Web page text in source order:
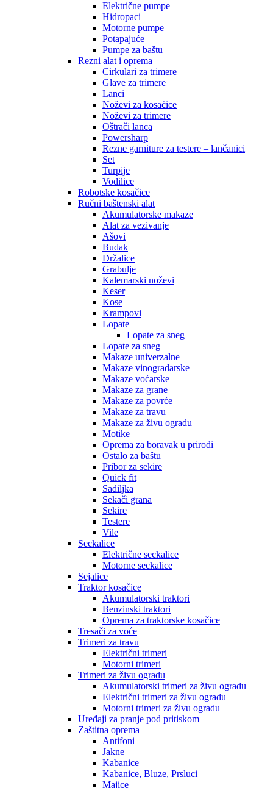
Električne pumpe
Hidropaci
Motorne pumpe
Potapajuće
Pumpe za baštu
Rezni alat i oprema
Cirkulari za trimere
Glave za trimere
Lanci
Noževi za kosačice
Noževi za trimere
Oštrači lanca
Powersharp
Rezne garniture za testere – lančanici
Set
Turpije
Vodilice
Robotske kosačice
Ručni baštenski alat
Akumulatorske makaze
Alat za vezivanje
Ašovi
Budak
Držalice
Grabulje
Kalemarski noževi
Keser
Kose
Krampovi
Lopate
Lopate za sneg
Lopate za sneg
Makaze univerzalne
Makaze vinogradarske
Makaze voćarske
Makaze za grane
Makaze za povrće
Makaze za travu
Makaze za živu ogradu
Motike
Oprema za boravak u prirodi
Ostalo za baštu
Pribor za sekire
Quick fit
Sadiljka
Sekači grana
Sekire
Testere
Vile
Seckalice
Električne seckalice
Motorne seckalice
Sejalice
Traktor kosačice
Akumulatorski traktori
Benzinski traktori
Oprema za traktorske kosačice
Tresači za voće
Trimeri za travu
Električni trimeri
Motorni trimeri
Trimeri za živu ogradu
Akumulatorski trimeri za živu ogradu
Električni trimeri za živu ogradu
Motorni trimeri za živu ogradu
Uređaji za pranje pod pritiskom
Zaštitna oprema
Antifoni
Jakne
Kabanice
Kabanice, Bluze, Prsluci
Majice